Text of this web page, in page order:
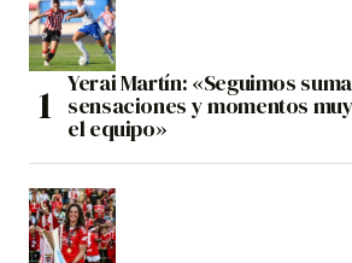
Yerai Martín: «Seguimos
sensaciones y momentos
el equipo»